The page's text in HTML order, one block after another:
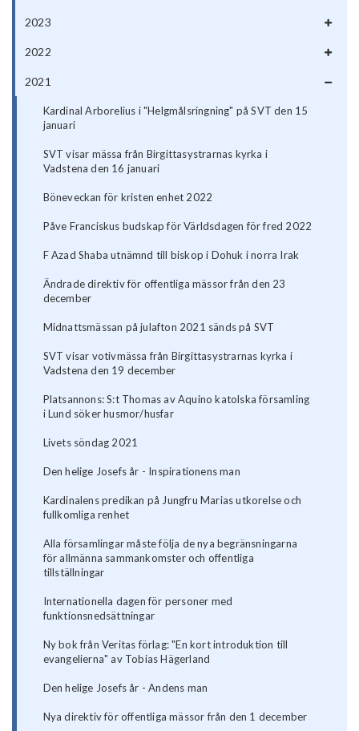
2023
2022
2021
Kardinal Arborelius i "Helgmålsringning" på SVT den 15
januari
SVT visar mässa från Birgittasystrarnas kyrka i
Vadstena den 16 januari
Böneveckan för kristen enhet 2022
Påve Franciskus budskap för Världsdagen för fred 2022
F Azad Shaba utnämnd till biskop i Dohuk i norra Irak
Ändrade direktiv för offentliga mässor från den 23
december
Midnattsmässan på julafton 2021 sänds på SVT
SVT visar votivmässa från Birgittasystrarnas kyrka i
Vadstena den 19 december
Platsannons: S:t Thomas av Aquino katolska församling
i Lund söker husmor/husfar
Livets söndag 2021
Den helige Josefs år - Inspirationens man
Kardinalens predikan på Jungfru Marias utkorelse och
fullkomliga renhet
Alla församlingar måste följa de nya begränsningarna
för allmänna sammankomster och offentliga
tillställningar
Internationella dagen för personer med
funktionsnedsättningar
Ny bok från Veritas förlag: "En kort introduktion till
evangelierna" av Tobias Hägerland
Den helige Josefs år - Andens man
Nya direktiv för offentliga mässor från den 1 december